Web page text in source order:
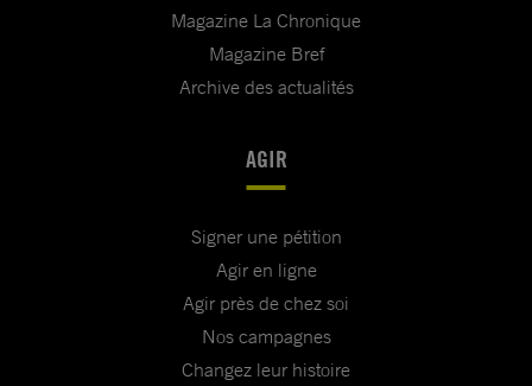
Magazine La Chronique
Magazine Bref
Archive des actualités
AGIR
Signer une pétition
Agir en ligne
Agir près de chez soi
Nos campagnes
Changez leur histoire